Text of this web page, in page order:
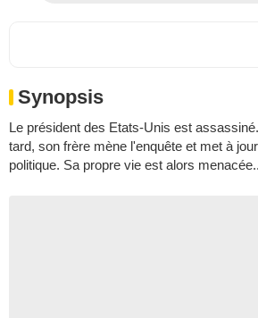
Synopsis
Le président des Etats-Unis est
tard, son frère mène l'enquête et met à
politique. Sa propre vie est alors